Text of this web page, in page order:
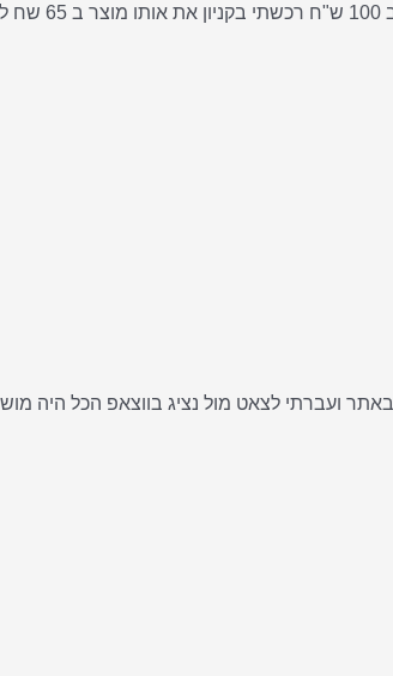
אני רוצה
ועברתי לצאט מול נציג בווצאפ הכל היה